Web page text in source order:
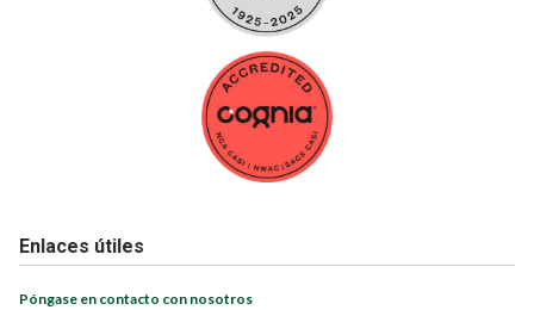
Enlaces útiles
Póngase en contacto con nosotros